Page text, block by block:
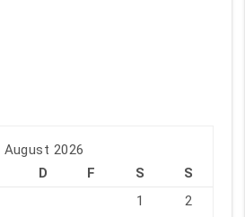
August 2026
D F S
S
1
2